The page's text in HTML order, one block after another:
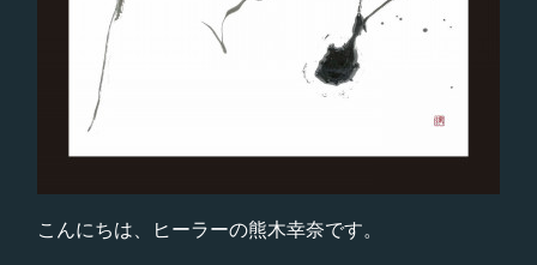
こんにちは、ヒーラーの熊木幸奈です。